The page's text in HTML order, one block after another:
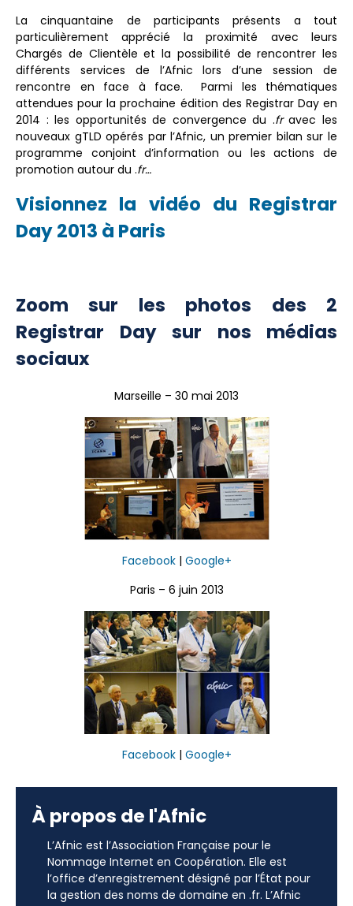
La cinquantaine de participants présents a tout
particulièrement apprécié la proximité avec leurs
Chargés de Clientèle et la possibilité de rencontrer les
différents services de l’Afnic lors d’une session de
rencontre en face à face. Parmi les thématiques
attendues pour la prochaine édition des Registrar Day en
2014 : les opportunités de convergence du .fravec les
nouveaux gTLD opérés par l’Afnic, un premier bilan sur le
programme conjoint d’information ou les actions de
promotion autour du .fr…
Visionnez la vidéo du Registrar
Day 2013 à Paris
Zoom sur les photos des 2
Registrar Day sur nos médias
sociaux
Marseille – 30 mai 2013
Facebook| Google+
Paris – 6 juin 2013
Facebook| Google+
À propos de l'Afnic
L’Afnic est l’Association Française pour le
Nommage Internet en Coopération. Elle est
l’office d’enregistrement désigné par l’État pour
la gestion des noms de domaine en .fr. L’Afnic